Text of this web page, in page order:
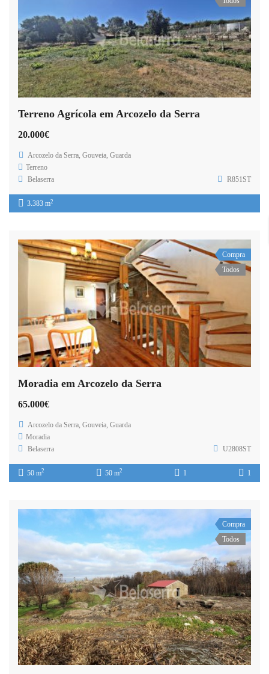
Terreno Agrícola em Arcozelo da Serra
20.000€
Arcozelo da Serra, Gouveia, Guarda
Terreno
Belaserra
R851ST
3.383 m2
Compra
Todos
Moradia em Arcozelo da Serra
65.000€
Arcozelo da Serra, Gouveia, Guarda
Moradia
Belaserra
U2808ST
50 m2 50 m2 1 1
Compra
Todos